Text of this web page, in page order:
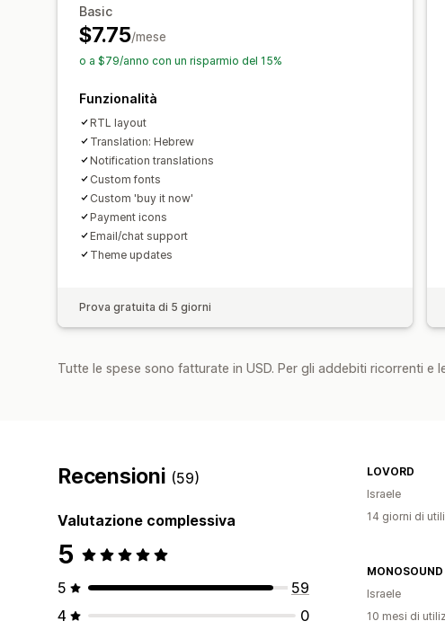
Basic
$7.75/mese
o a $79/anno con un risparmio del 15%
Funzionalità
RTL layout
Translation: Hebrew
Notification translations
Custom fonts
Custom 'buy it now'
Payment icons
Email/chat support
Theme updates
Prova gratuita di 5 giorni
Tutte le spese sono fatturate in USD. Per gli addebiti ricorrenti e
Recensioni (59)
Valutazione complessiva
5
5
59
4
0
LOVORD
Israele
14 giorni di
MONOSOUND
Israele
10 mesi di